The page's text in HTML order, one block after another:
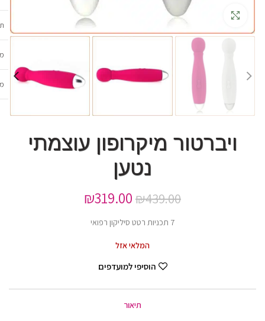
ויברטור מיקרופון עוצמתי
נטען
₪439.00
₪319.00
7 תכניות רטט סיליקון רפואי
המלאי אזל
הוסיפי למועדפים
תיאור